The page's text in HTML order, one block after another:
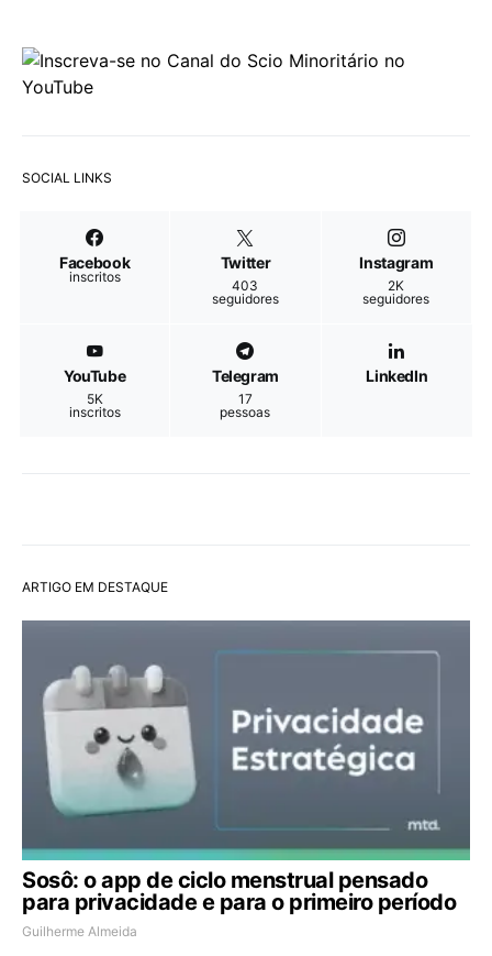
SOCIAL LINKS
Facebook
inscritos
Twitter
403
seguidores
Instagram
2K
seguidores
YouTube
5K
inscritos
Telegram
17
pessoas
LinkedIn
ARTIGO EM DESTAQUE
Sosô: o app de ciclo menstrual pensado
para privacidade e para o primeiro período
Guilherme Almeida